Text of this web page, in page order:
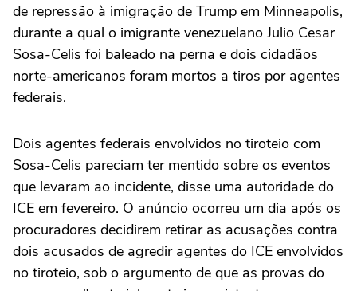
de repressão à imigração ⁠de Trump em Minneapolis,
durante a qual o imigrante venezuelano Julio Cesar
Sosa-Celis foi baleado na perna e dois cidadãos
‌norte-americanos foram mortos a tiros por agentes
federais.
Dois agentes federais envolvidos no tiroteio ⁠com
Sosa-Celis pareciam ter mentido sobre os eventos
que levaram ao incidente, disse uma autoridade do
ICE em fevereiro. O anúncio ocorreu um dia após os
procuradores decidirem retirar as acusações contra
dois acusados de agredir agentes do ICE envolvidos
no tiroteio, sob o argumento de que as provas do